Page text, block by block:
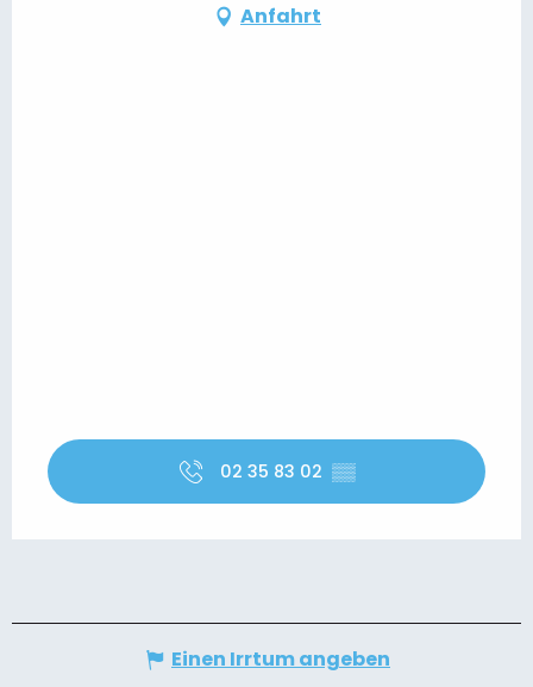
Anfahrt
02 35 83 02 ▒▒
Einen Irrtum angeben